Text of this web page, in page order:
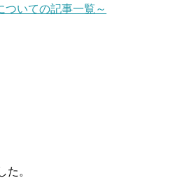
いての記事一覧～
た。